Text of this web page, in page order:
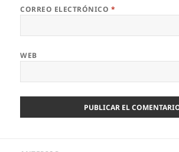
CORREO ELECTRÓNICO *
WEB